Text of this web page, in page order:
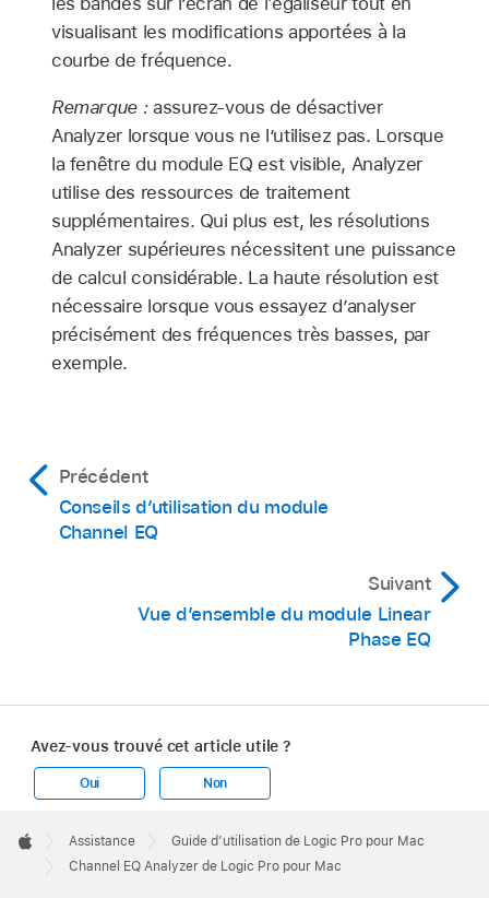
visualisant les modifications apportées à la
courbe de fréquence.
Remarque : assurez-vous de désactiver
Analyzer lorsque vous ne l’utilisez pas. Lorsque
la fenêtre du module EQ est visible, Analyzer
utilise des ressources de traitement
supplémentaires. Qui plus est, les résolutions
Analyzer supérieures nécessitent une puissance
de calcul considérable. La haute résolution est
nécessaire lorsque vous essayez d’analyser
précisément des fréquences très basses, par
exemple.
Précédent
Conseils d’utilisation du module
Channel EQ
Suivant
Vue d’ensemble du module Linear
Phase EQ
Avez-vous trouvé cet article utile ?
Oui Non
Footer

Apple
Assistance
Guide d’utilisation de Logic Pro pour Mac
Channel EQ Analyzer de Logic Pro pour Mac